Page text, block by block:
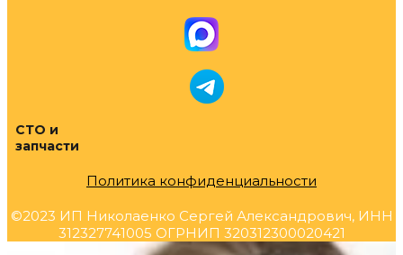
СТО и
запчасти
Политика конфиденциальности
©2023 ИП Николаенко Сергей Александрович, ИНН
312327741005 ОГРНИП 320312300020421